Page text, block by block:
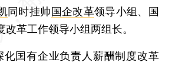
同时挂帅国企改革领导小组、国
革工作领导小组两组长。
国有企业负责人薪酬制度改革